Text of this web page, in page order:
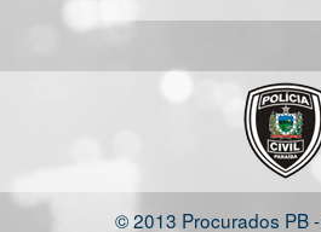
© 2013 Procurados PB